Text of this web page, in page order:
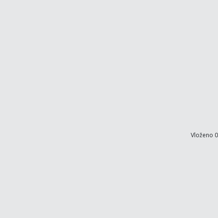
Vloženo